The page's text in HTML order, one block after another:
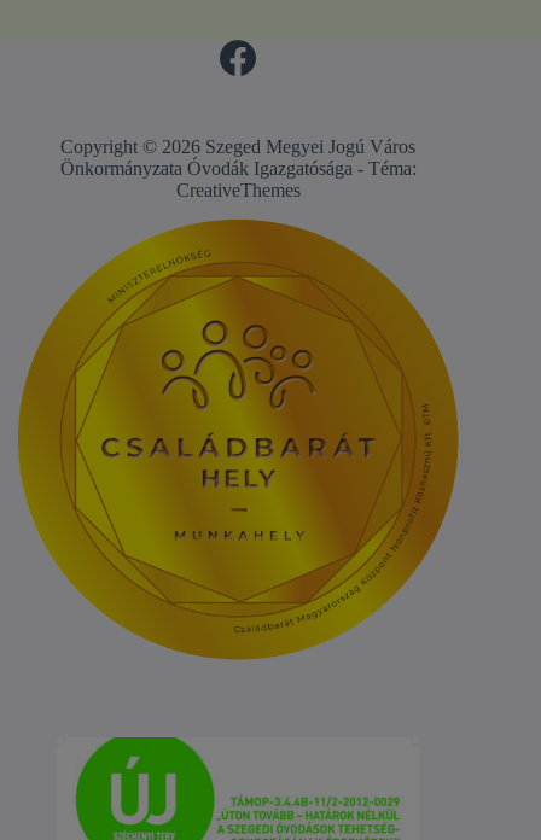
Copyright © 2026 Szeged Megyei Jogú Város
Önkormányzata Óvodák Igazgatósága - Téma:
CreativeThemes